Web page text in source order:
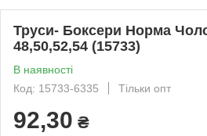
Труси- Боксери Норма
48,50,52,54 (15733)
В наявності
Код: 15733-6335
Тільки опт
92,30 ₴